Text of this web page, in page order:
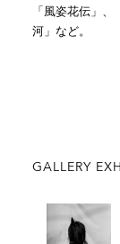
「風姿花伝」
河」など。
GALLERY